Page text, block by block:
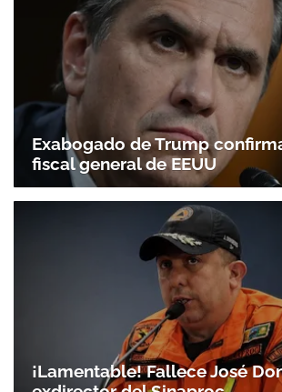
Exabogado de Trump
fiscal general de EEUU
¡Lamentable! Fallece José